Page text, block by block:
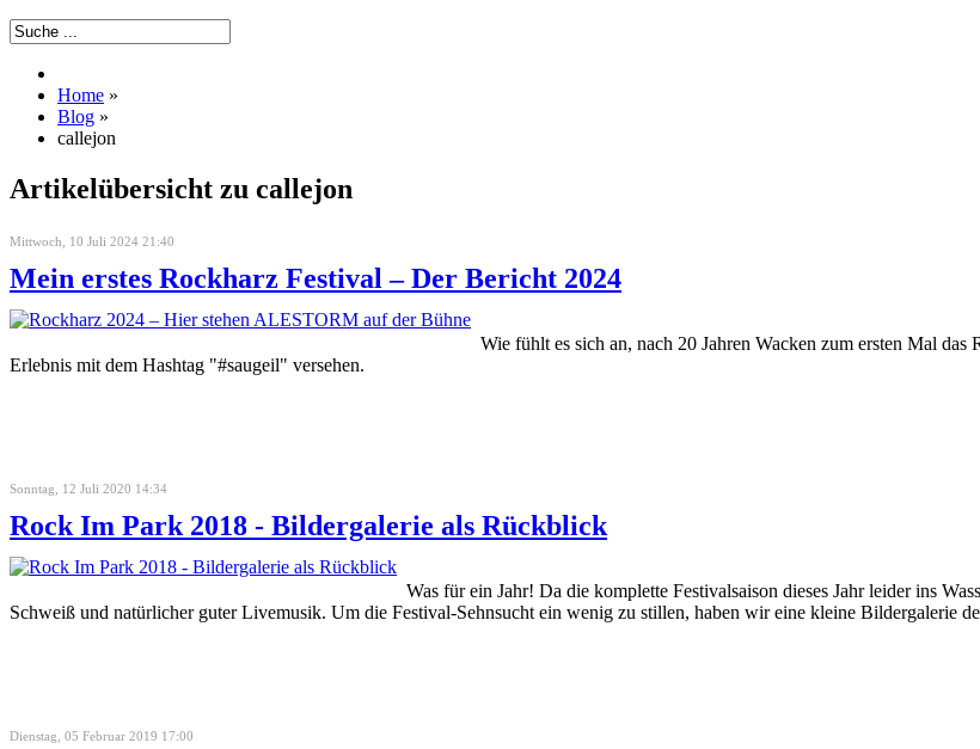
Home »
Blog »
callejon
Artikelübersicht zu callejon
Mittwoch, 10 Juli 2024 21:40
Mein erstes Rockharz Festival – Der Bericht 2024
Wie fühlt es sich an, nach 20 Jahren Wacken zum ersten Mal
Erlebnis mit dem Hashtag "#saugeil" versehen.
Sonntag, 12 Juli 2020 14:34
Rock Im Park 2018 - Bildergalerie als Rückblick
Was für ein Jahr! Da die komplette Festivalsaison dieses Jahr leider ins
Schweiß und natürlicher guter Livemusik. Um die Festival-Sehnsucht ein wenig zu stillen, haben wir eine kleine Bildergalerie
Dienstag, 05 Februar 2019 17:00